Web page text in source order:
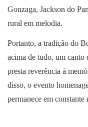
Gonzaga, Jackson do
rural em melodia.
Portanto, a tradição do
acima de tudo, um
presta reverência à
disso, o evento
permanece em constante